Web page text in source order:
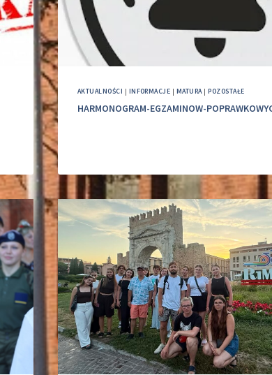
AKTUALNOŚCI | INFORMACJE | MATURA|POZOSTAŁE
HARMONOGRAM-EGZAMINOW-